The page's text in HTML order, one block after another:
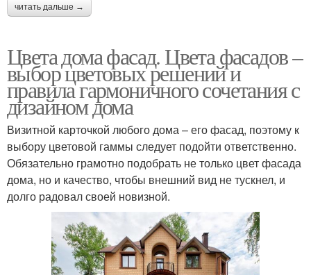
читать дальше →
Цвета дома фасад. Цвета фасадов –
выбор цветовых решений и
правила гармоничного сочетания с
дизайном дома
Визитной карточкой любого дома – его фасад, поэтому к
выбору цветовой гаммы следует подойти ответственно.
Обязательно грамотно подобрать не только цвет фасада
дома, но и качество, чтобы внешний вид не тускнел, и
долго радовал своей новизной.